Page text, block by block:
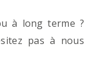
à long terme ?
pas à nous